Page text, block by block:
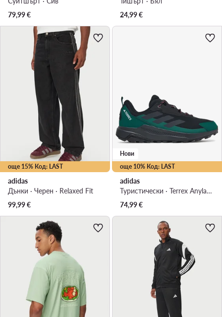
79,99€
24,99€
още 15% Код: LAST
adidas
Дънки · Черен · Relaxed Fit
99,99€
още 10% Код: LAST
Нови
adidas
Туристически · Terrex Anylander Hiking Shoes KJ0865 · Черен
74,99€